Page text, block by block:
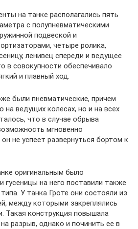
на танке располагались пять
с полупневматическими
подвеской и
четыре ролика,
ленивец спереди и ведущее
в совокупности обеспечивало
и плавный ход.
были пневматические, причем
на ведущих колесах, но и на всех
что в случае обрыва
мгновенно
не успеет развернуться бортом к
оригинальным было
гусеницы на него поставили также
У танка Гроте они состояли из
между которыми закреплялись
Такая конструкция повышала
разрыв, однако и починить ее в